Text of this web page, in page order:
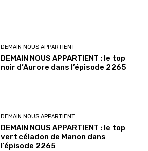
DEMAIN NOUS APPARTIENT
DEMAIN NOUS APPARTIENT : le top
noir d’Aurore dans l’épisode 2265
DEMAIN NOUS APPARTIENT
DEMAIN NOUS APPARTIENT : le top
vert céladon de Manon dans
l’épisode 2265